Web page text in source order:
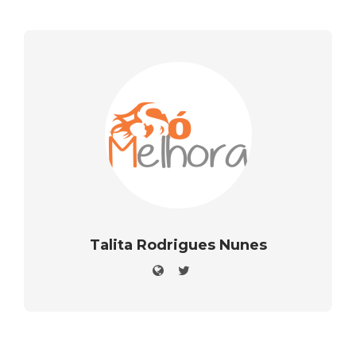
Talita Rodrigues Nunes